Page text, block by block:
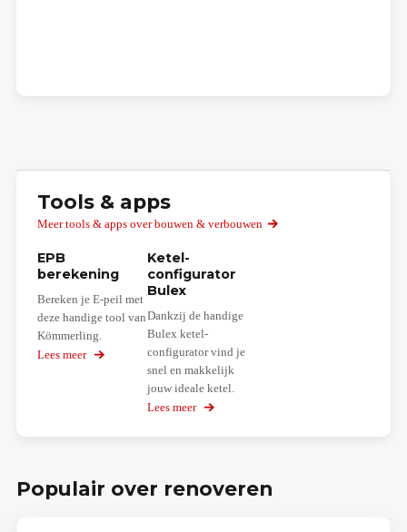
Tools & apps
Meer tools & apps over bouwen & verbouwen
EPB
berekening
Bereken je E-peil met
deze handige tool van
Kömmerling.
Lees meer over
Ketel-
configurator
Bulex
Dankzij de handige
Bulex ketel-
configurator vind je
snel en makkelijk
jouw ideale ketel.
Lees meer over
Populair over renoveren